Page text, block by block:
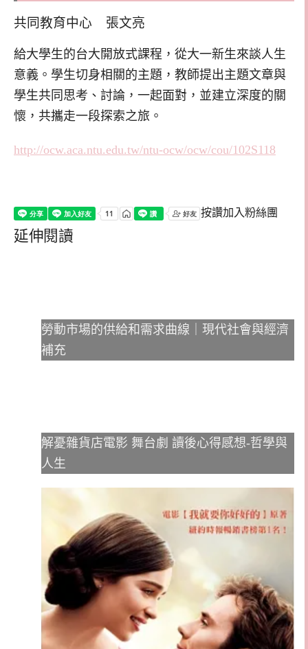
共同教育中心 張文亮
給大學生的台大開放式課程，從大一新生來談人生
意義。學生切身相關的主題，教師提出主題文章與
學生共同思考、討論，一起面對，並建立深度的關
懷，共攜走一段探索之旅。
http://ocw.aca.ntu.edu.tw/ntu-ocw/ocw/cou/102S118
按讚加入粉絲團
延伸閱讀
勞動市場的供給和需求曲線｜現代社會與經濟
補充
解憂雜貨店電影 舞台劇 讀後心得感想-哲學與
人生